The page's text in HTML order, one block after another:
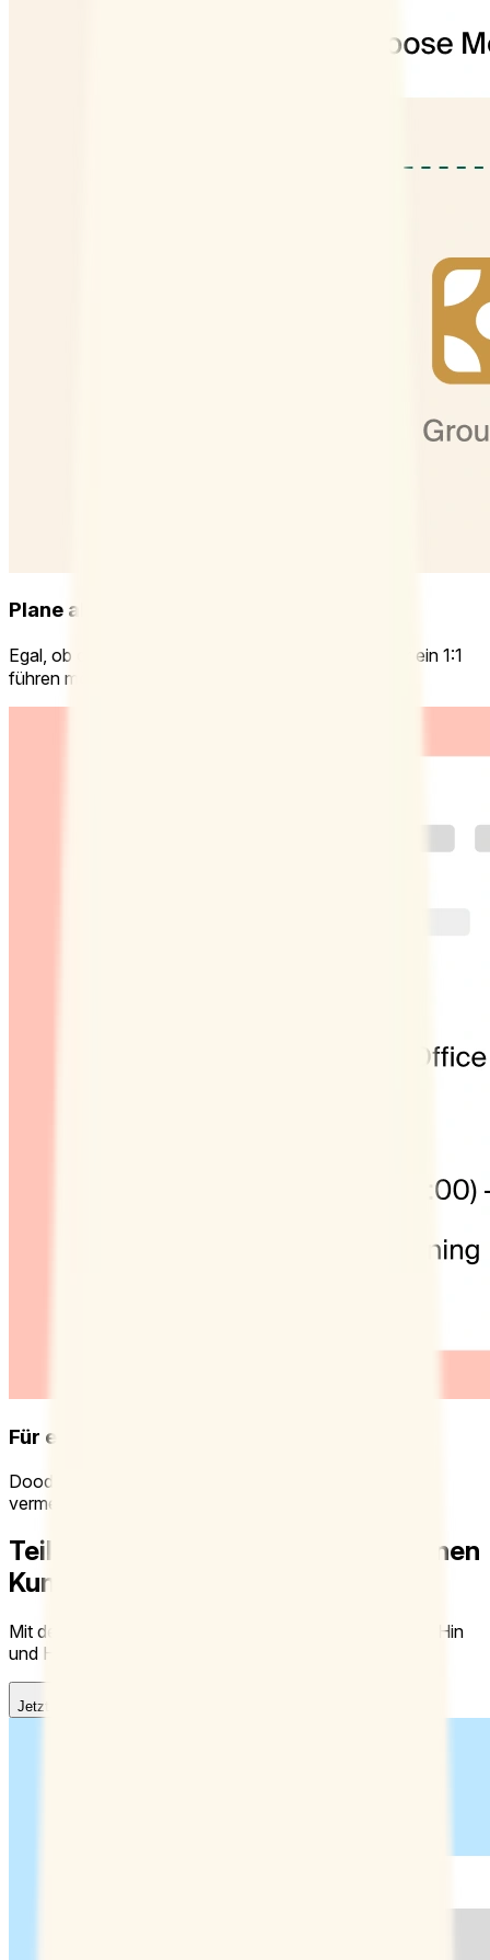
Plane alles, was ansteht
Egal, ob du das Team an einen Tisch bringen oder ein 1:1
führen möchtest – mit Doodle kein Problem.
Für ein effizienteres Terminmanagement
Doodle lässt sich mit deinem Kalender verbinden, das
vermeidet doppelte oder zu viele Terminbuchungen.
Teile deine Verfügbarkeit mit externen
Kunden
Mit der Buchungsseite können andere ohne unnötiges Hin
und Her direkt Termine bei dir buchen.
Jetzt anmelden